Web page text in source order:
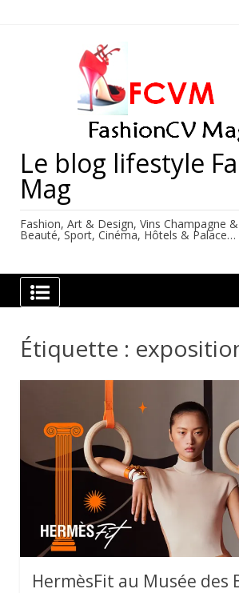
Le blog lifestyle
Mag
Fashion, Art & Design, Vins Champagne
Beauté, Sport, Cinéma, Hôtels & Palace…
Étiquette :
HermèsFit au Musée des